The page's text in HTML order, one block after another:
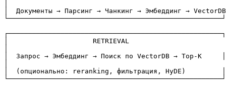
│  Документы → Парсинг → Чанкинг → Эмбеддинг → VectorDB│
└─────────────────────────────────────────────────────┘
┌─────────────────────────────────────────────────────┐
│                     RETRIEVAL                        │
│  Запрос → Эмбеддинг → Поиск по VectorDB → Top-K     │
│  (опционально: reranking, фильтрация, HyDE)         │
└─────────────────────────────────────────────────────┘